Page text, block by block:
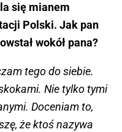
się mianem
Polski. Jak pan
wokół pana?
tego do siebie.
Nie tylko tymi
Doceniam to,
że ktoś nazywa